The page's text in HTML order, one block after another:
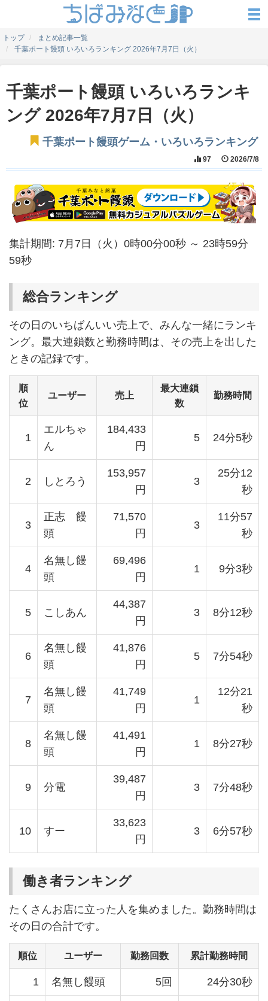
トップ
まとめ記事一覧
千葉ポート饅頭 いろいろランキング 2026年7月7日（火）
千葉ポート饅頭 いろいろランキ
ング 2026年7月7日（火）
千葉ポート饅頭ゲーム・いろいろランキング
97 2026/7/8
集計期間: 7月7日（火）0時00分00秒 ～ 23時59分
59秒
総合ランキング
その日のいちばんいい売上で、みんな一緒にランキ
ング。最大連鎖数と勤務時間は、その売上を出した
ときの記録です。
順
位
ユーザー 売上
最大連鎖
数
勤務時間
1
エルちゃ
ん
184,433
円
5 24分5秒
2 しとろう
153,957
円
3
25分12
秒
3
正志 饅
頭
71,570
円
3
11分57
秒
4
名無し饅
頭
69,496
円
1 9分3秒
5 こしあん
44,387
円
3 8分12秒
6
名無し饅
頭
41,876
円
5 7分54秒
7
名無し饅
頭
41,749
円
1
12分21
秒
8
名無し饅
頭
41,491
円
1 8分27秒
9 分電
39,487
円
3 7分48秒
10 すー
33,623
円
3 6分57秒
働き者ランキング
たくさんお店に立った人を集めました。勤務時間は
その日の合計です。
順位 ユーザー 勤務回数 累計勤務時間
1 名無し饅頭 5回 24分30秒